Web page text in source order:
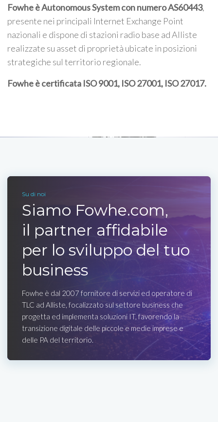
Fowhe è Autonomous System con numero AS60443,
presente nei principali Internet Exchange Point
nazionali e dispone di stazioni radio base ad Alliste
realizzate su asset di proprietà ubicate in posizioni
strategiche sul territorio regionale.
Fowhe è certificata ISO 9001, ISO 27001, ISO 27017.
Su di noi
Siamo Fowhe.com,
il partner affidabile
per lo sviluppo del tuo
business
Fowhe è dal 2007 fornitore di servizi ed operatore di
TLC ad Alliste, focalizzato sul settore business che
progetta ed implementa soluzioni IT, favorendo la
transizione digitale delle piccole e medie imprese e
delle PA del territorio.